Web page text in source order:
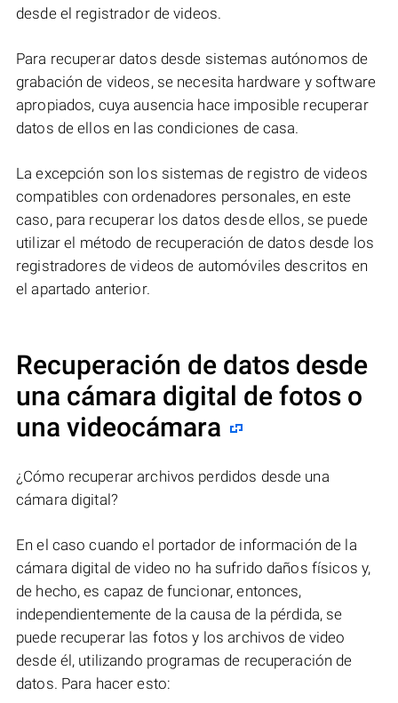
desde el registrador de videos.
Para recuperar datos desde sistemas autónomos de
grabación de videos, se necesita hardware y software
apropiados, cuya ausencia hace imposible recuperar
datos de ellos en las condiciones de casa.
La excepción son los sistemas de registro de videos
compatibles con ordenadores personales, en este
caso, para recuperar los datos desde ellos, se puede
utilizar el método de recuperación de datos desde los
registradores de videos de automóviles descritos en
el apartado anterior.
Recuperación de datos desde
una cámara digital de fotos o
una videocámara
¿Cómo recuperar archivos perdidos desde una
cámara digital?
En el caso cuando el portador de información de la
cámara digital de video no ha sufrido daños físicos y,
de hecho, es capaz de funcionar, entonces,
independientemente de la causa de la pérdida, se
puede recuperar las fotos y los archivos de video
desde él, utilizando programas de recuperación de
datos. Para hacer esto: